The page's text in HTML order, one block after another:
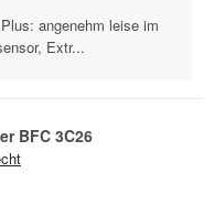
angenehm leise im
Extr...
BFC 3C26